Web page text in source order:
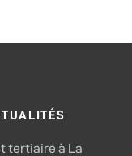
tertiaire à La